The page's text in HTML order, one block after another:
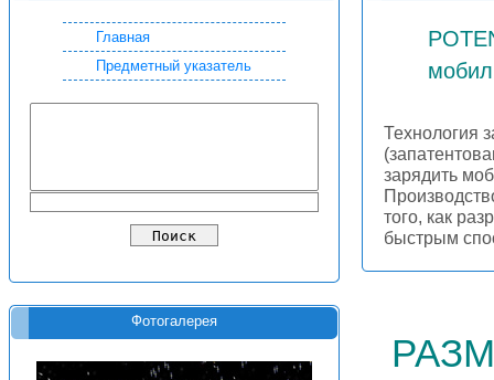
Главная
Предметный указатель
Фотогалерея
Технология
зарядить
того, как
быстрым